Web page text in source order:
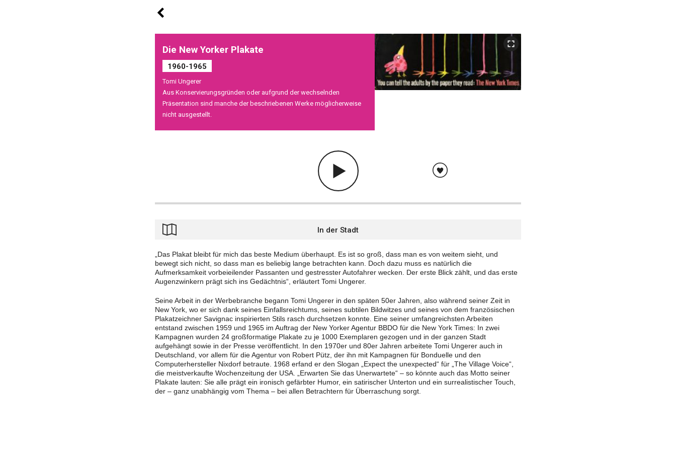
Die New Yorker Plakate
1960-1965
Tomi Ungerer
Aus Konservierungsgründen oder aufgrund der wechselnden
Präsentation sind manche der beschriebenen Werke möglicherweise
nicht ausgestellt.
In der Stadt
„Das Plakat bleibt für mich das beste Medium überhaupt. Es ist so groß, dass man es von weitem sieht, und
bewegt sich nicht, so dass man es beliebig lange betrachten kann. Doch dazu muss es natürlich die
Aufmerksamkeit vorbeieilender Passanten und gestresster Autofahrer wecken. Der erste Blick zählt, und das erste
Augenzwinkern prägt sich ins Gedächtnis“, erläutert Tomi Ungerer.
Seine Arbeit in der Werbebranche begann Tomi Ungerer in den späten 50er Jahren, also während seiner Zeit in
New York, wo er sich dank seines Einfallsreichtums, seines subtilen Bildwitzes und seines von dem französischen
Plakatzeichner Savignac inspirierten Stils rasch durchsetzen konnte. Eine seiner umfangreichsten Arbeiten
entstand zwischen 1959 und 1965 im Auftrag der New Yorker Agentur BBDO für die New York Times: In zwei
Kampagnen wurden 24 großformatige Plakate zu je 1000 Exemplaren gezogen und in der ganzen Stadt
aufgehängt sowie in der Presse veröffentlicht. In den 1970er und 80er Jahren arbeitete Tomi Ungerer auch in
Deutschland, vor allem für die Agentur von Robert Pütz, der ihn mit Kampagnen für Bonduelle und den
Computerhersteller Nixdorf betraute. 1968 erfand er den Slogan „Expect the unexpected“ für „The Village Voice“,
die meistverkaufte Wochenzeitung der USA. „Erwarten Sie das Unerwartete“ – so könnte auch das Motto seiner
Plakate lauten: Sie alle prägt ein ironisch gefärbter Humor, ein satirischer Unterton und ein surrealistischer Touch,
der – ganz unabhängig vom Thema – bei allen Betrachtern für Überraschung sorgt.